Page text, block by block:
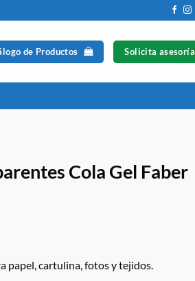
de Productos Solicita asesoría
Cola Gel Faber
papel, cartulina, fotos y tejidos.